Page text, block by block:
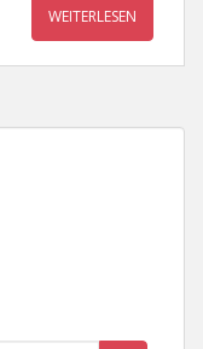
WEITERLESEN